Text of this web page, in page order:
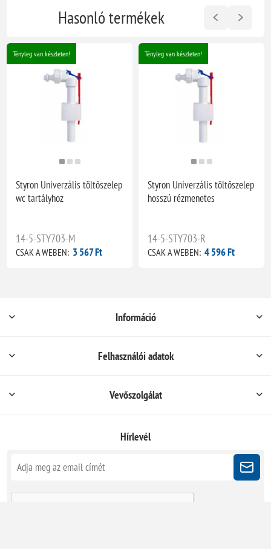
Hasonló termékek
Tényleg van készleten!
Styron Univerzális töltőszelep
wc tartályhoz
14-5-STY703-M
CSAK A WEBEN: 3 567 Ft
Tényleg van készleten!
Styron Univerzális töltőszelep
hosszú rézmenetes
14-5-STY703-R
CSAK A WEBEN: 4 596 Ft
Információ
Felhasználói adatok
Vevőszolgálat
Hírlevél